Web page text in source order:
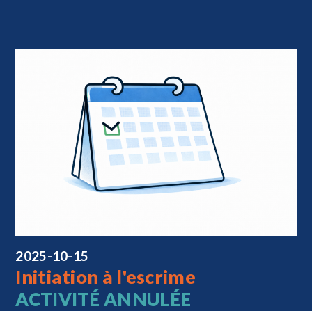
2025-10-15
Initiation à l'escrime
ACTIVITÉ ANNULÉE